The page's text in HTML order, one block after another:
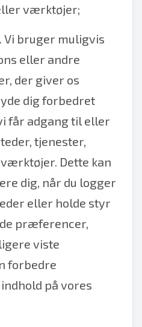
værktøjer;
bruger muligvis
eller andre
der giver os
dig forbedret
får adgang til eller
tjenester,
Dette kan
dig, når du logger
eller holde styr
præferencer,
viste
forbedre
på vores